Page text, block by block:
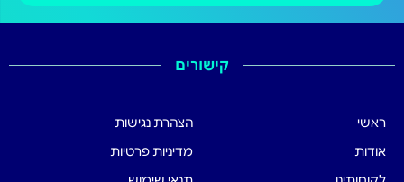
קישורים
ראשי
אודות
הצהרת נגישות
מדיניות פרטיות